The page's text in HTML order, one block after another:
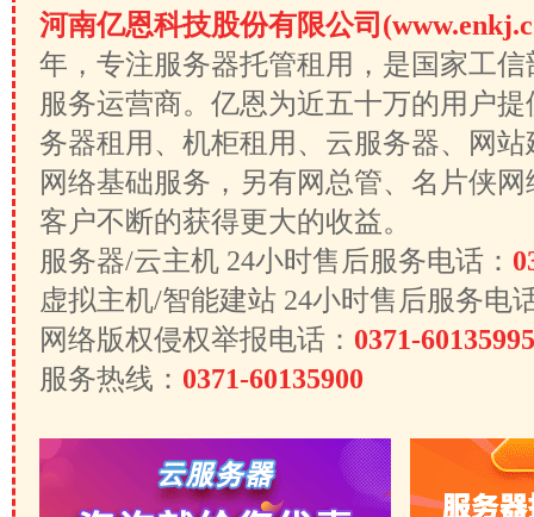
河南亿恩科技股份有限公司
年，专注服务器托管租用，是国家工
服务运营商。亿恩为近五十万的用户
务器租用、机柜租用、云服务器、网
网络基础服务，另有网总管、名片侠
客户不断的获得更大的收益。
服务器/云主机 24小时售后服务电话：
虚拟主机/智能建站 24小时售后服务电
网络版权侵权举报电话： 0371-60135995
服务热线： 0371-60135900